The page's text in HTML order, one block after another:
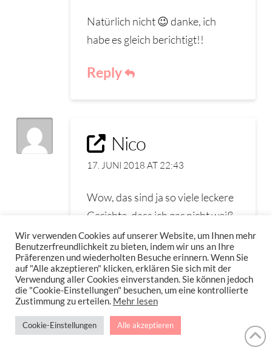
Natürlich nicht 😉 danke, ich
habe es gleich berichtigt!!
Reply
Nico
17. JUNI 2018 AT 22:43
Wow, das sind ja so viele leckere
Gerichte, dass ich gar nicht weiß,
wo ich anfangen soll. Deshalb
fange ich einfach von oben an es
nachzukochen. 🙂 Der
Spargelsalat wird eine leckere
frische Beilage zu meinem Pulled
Pork von Aumaerk, dass ich mir
Wir verwenden Cookies auf unserer Website, um Ihnen mehr
Benutzerfreundlichkeit zu bieten, indem wir uns an Ihre
Präferenzen und wiederholten Besuche erinnern. Wenn Sie
auf "Alle akzeptieren" klicken, erklären Sie sich mit der
Verwendung aller Cookies einverstanden. Sie können jedoch
die "Cookie-Einstellungen" besuchen, um eine kontrollierte
Zustimmung zu erteilen. Mehr lesen
Cookie-Einstellungen Alle akzeptieren